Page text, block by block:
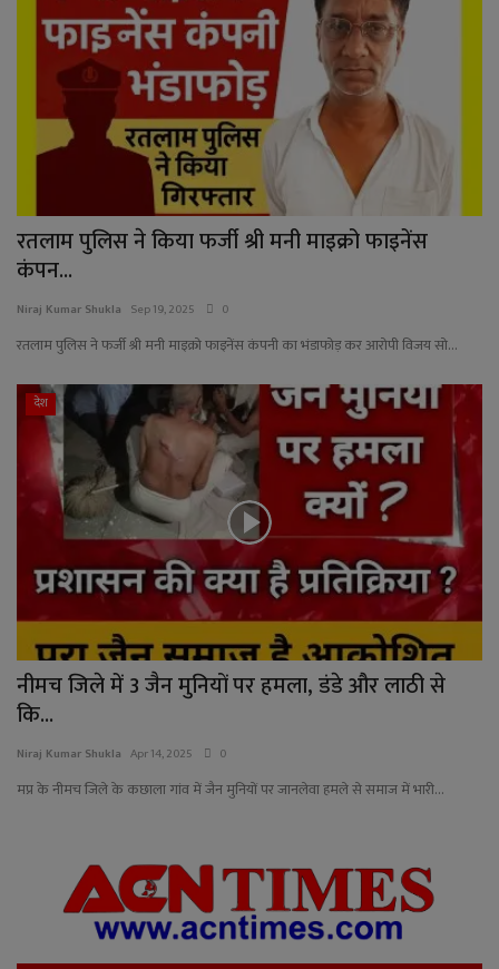
रतलाम पुलिस ने किया फर्जी श्री मनी माइक्रो फाइनेंस
कंपन...
Niraj Kumar Shukla Sep 19, 2025 0
रतलाम पुलिस ने फर्जी श्री मनी माइक्रो फाइनेंस कंपनी का भंडाफोड़ कर आरोपी विजय सो...
देश
नीमच जिले में 3 जैन मुनियों पर हमला, डंडे और लाठी से
कि...
Niraj Kumar Shukla Apr 14, 2025 0
मप्र के नीमच जिले के कछाला गांव में जैन मुनियों पर जानलेवा हमले से समाज में भारी...